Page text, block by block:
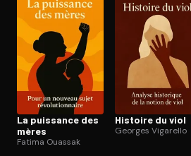
La puissance des
mères
Fatima Ouassak
Histoire du viol
Georges Vigarello